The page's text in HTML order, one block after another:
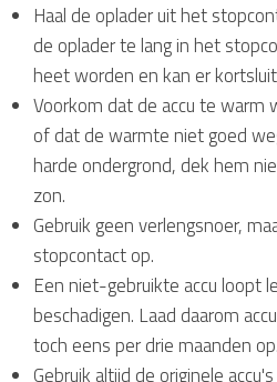
Haal de oplader uit het
de oplader te lang in het
heet worden en kan er
Voorkom dat de accu te
of dat de warmte niet goed
harde ondergrond, dek hem
zon.
Gebruik geen verlengsnoer,
stopcontact op.
Een niet-gebruikte accu loopt
beschadigen. Laad daarom
toch eens per drie maanden op.
Gebruik altijd de originele